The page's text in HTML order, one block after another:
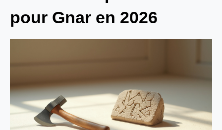
pour Gnar en 2026